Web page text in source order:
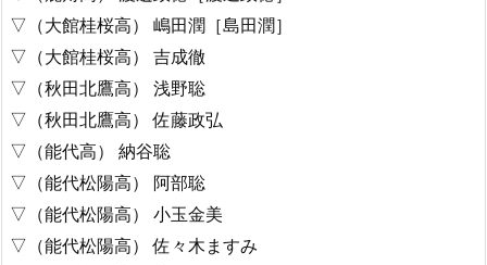
▽（大館桂桜高） 嶋田潤［島田潤］
▽（大館桂桜高） 吉成徹
▽（秋田北鷹高） 浅野聡
▽（秋田北鷹高） 佐藤政弘
▽（能代高） 納谷聡
▽（能代松陽高） 阿部聡
▽（能代松陽高） 小玉金美
▽（能代松陽高） 佐々木ますみ